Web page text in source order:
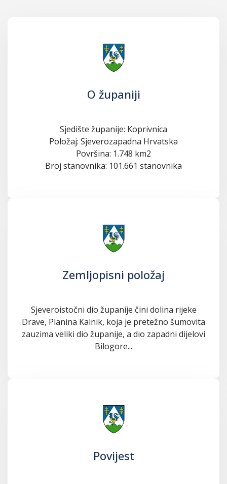
O županiji
Sjedište županije: Koprivnica
Položaj: Sjeverozapadna Hrvatska
Površina: 1.748 km2
Broj stanovnika: 101.661 stanovnika
Zemljopisni položaj
Sjeveroistočni dio županije čini dolina rijeke
Drave, Planina Kalnik, koja je pretežno šumovita
zauzima veliki dio županije, a dio zapadni dijelovi
Bilogore...
Povijest